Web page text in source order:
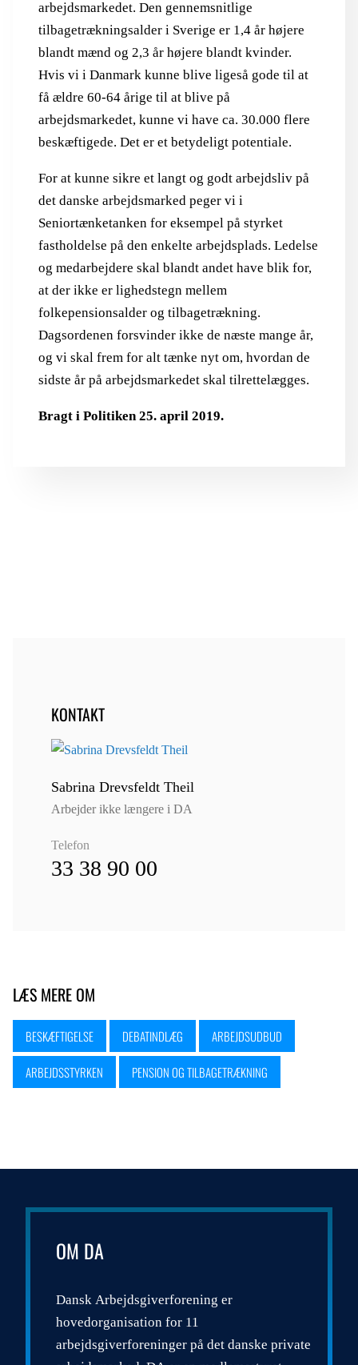
arbejdsmarkedet. Den gennemsnitlige
tilbagetrækningsalder i Sverige er 1,4 år højere
blandt mænd og 2,3 år højere blandt kvinder.
Hvis vi i Danmark kunne blive ligeså gode til at
få ældre 60-64 årige til at blive på
arbejdsmarkedet, kunne vi have ca. 30.000 flere
beskæftigede. Det er et betydeligt potentiale.
For at kunne sikre et langt og godt arbejdsliv på
det danske arbejdsmarked peger vi i
Seniortænketanken for eksempel på styrket
fastholdelse på den enkelte arbejdsplads. Ledelse
og medarbejdere skal blandt andet have blik for,
at der ikke er lighedstegn mellem
folkepensionsalder og tilbagetrækning.
Dagsordenen forsvinder ikke de næste mange år,
og vi skal frem for alt tænke nyt om, hvordan de
sidste år på arbejdsmarkedet skal tilrettelægges.
Bragt i Politiken 25. april 2019.
KONTAKT
Sabrina Drevsfeldt Theil
Arbejder ikke længere i DA
Telefon
33 38 90 00
LÆS MERE OM
BESKÆFTIGELSE DEBATINDLÆG ARBEJDSUDBUD
ARBEJDSSTYRKEN PENSION OG TILBAGETRÆKNING
OM DA
Dansk Arbejdsgiverforening er
hovedorganisation for 11
arbejdsgiverforeninger på det danske private